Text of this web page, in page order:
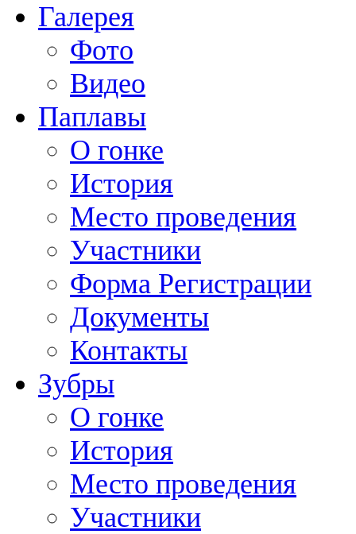
Галерея
Фото
Видео
Паплавы
О гонке
История
Место проведения
Участники
Форма Регистрации
Документы
Контакты
Зубры
О гонке
История
Место проведения
Участники